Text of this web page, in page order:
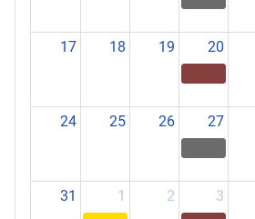
17 18 19 20
24 25 26 27
31 1 2 3